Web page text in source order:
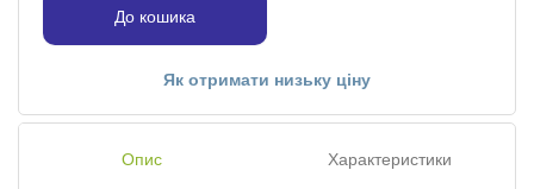
До кошика
Як отримати низьку ціну
Опис Характеристики